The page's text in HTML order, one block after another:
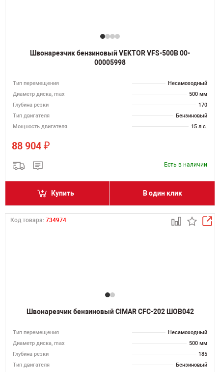
Швонарезчик бензиновый VEKTOR VFS-500B 00-
00005998
Тип перемещения
Несамоходный
Диаметр диска, max
500 мм
Глубина резки
170
Тип двигателя
Бензиновый
Мощность двигателя
15 л.с.
88 904 ₽
Есть в наличии
Купить В один клик
Код товара: 734974
Швонарезчик бензиновый CIMAR CFC-202 ШОВ042
Тип перемещения
Несамоходный
Диаметр диска, max
500 мм
Глубина резки
185
Тип двигателя
Бензиновый